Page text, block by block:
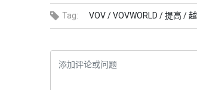
Tag: VOV /VOVWORLD /提高 /